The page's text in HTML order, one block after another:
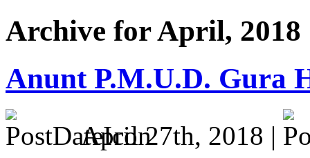
Archive for April, 2018
Anunt P.M.U.D. Gura
April 27th, 2018 |